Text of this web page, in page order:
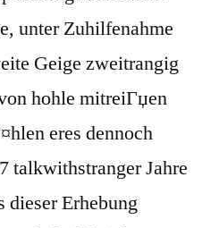
unter Zuhilfenahme
Geige zweitrangig
hohle mitreiГџen
eres dennoch
talkwithstranger Jahre
Erhebung